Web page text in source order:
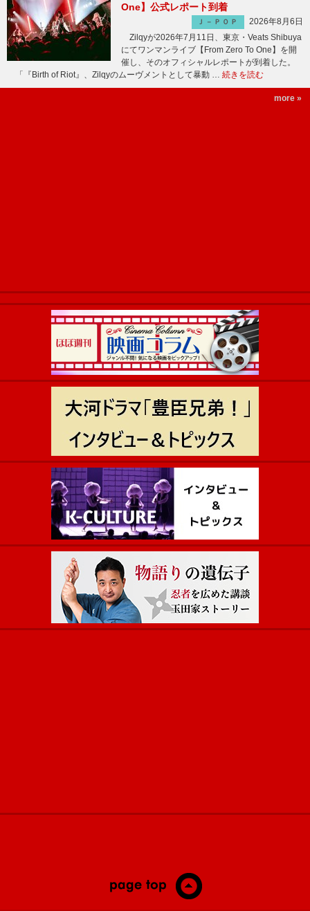
One】公式レポート到着
Ｊ－ＰＯＰ
2026年8月6日
Zilqyが2026年7月11日、東京・Veats Shibuya
にてワンマンライブ【From Zero To One】を開
催し、そのオフィシャルレポートが到着した。
「『Birth of Riot』、Zilqyのムーヴメントとして暴動 … 続きを読む
more »